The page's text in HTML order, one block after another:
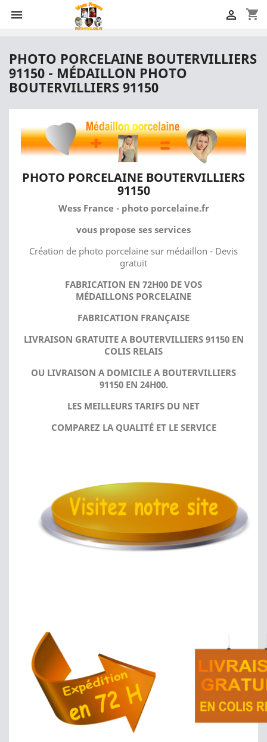
 shopping_cart

PHOTO PORCELAINE BOUTERVILLIERS
91150 - MÉDAILLON PHOTO
BOUTERVILLIERS 91150
PHOTO PORCELAINE BOUTERVILLIERS
91150
Wess France - photo porcelaine.fr
vous propose ses services
Création de photo porcelaine sur médaillon - Devis
gratuit
FABRICATION EN 72H00 DE VOS
MÉDAILLONS PORCELAINE
FABRICATION FRANÇAISE
LIVRAISON GRATUITE A BOUTERVILLIERS 91150 EN
COLIS RELAIS
OU LIVRAISON A DOMICILE A BOUTERVILLIERS
91150 EN 24H00.
LES MEILLEURS TARIFS DU NET
COMPAREZ LA QUALITÉ ET LE SERVICE